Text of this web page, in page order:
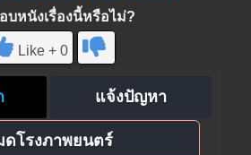
หนังเรื่องนี้หรือไม่?
Like + 0
แจ้งปัญหา
ดโรงภาพยนตร์